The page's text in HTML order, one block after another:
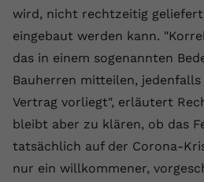
wird, nicht rechtzeitig
eingebaut werden kann.
das in einem sogenannten
Bauherren mitteilen, jedenfalls
Vertrag vorliegt", erläutert
bleibt aber zu klären, ob das
tatsächlich auf der Corona-
nur ein willkommener,
Laufzeit 2 Jahre
Zweck
eingebettete
registriert
yt-remote-
Anbieter Youtube.com